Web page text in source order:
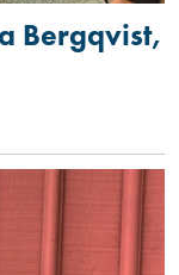
Bergqvist,